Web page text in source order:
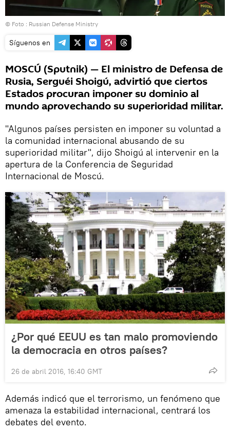
© Foto : Russian Defense Ministry
Síguenos en
MOSCÚ (Sputnik) — El ministro de Defensa de
Rusia, Serguéi Shoigú, advirtió que ciertos
Estados procuran imponer su dominio al
mundo aprovechando su superioridad militar.
"Algunos países persisten en imponer su voluntad a
la comunidad internacional abusando de su
superioridad militar", dijo Shoigú al intervenir en la
apertura de la Conferencia de Seguridad
Internacional de Moscú.
¿Por qué EEUU es tan malo promoviendo
la democracia en otros países?
26 de abril 2016, 16:40 GMT
Además indicó que el terrorismo, un fenómeno que
amenaza la estabilidad internacional, centrará los
debates del evento.